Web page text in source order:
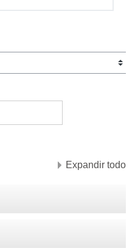
Expandir todo